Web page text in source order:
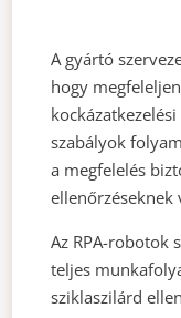
A gyártó
hogy
szabályok
a megfelelés
ellenőrzéseknek
Az RPA-robotok
teljes
sziklaszilárd